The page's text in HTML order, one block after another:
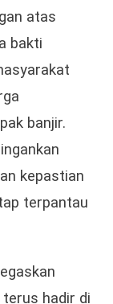
atas
bakti
banjir.
kepastian
terpantau
hadir di